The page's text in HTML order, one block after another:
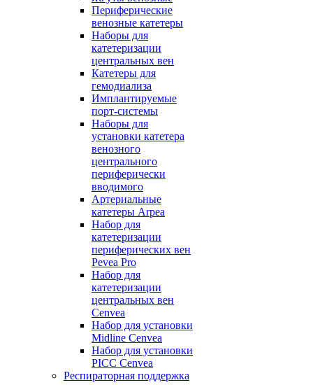
Периферические
венозные катетеры
Наборы для
катетеризации
центральных вен
Катетеры для
гемодиализа
Имплантируемые
порт‑системы
Наборы для
установки катетера
венозного
центрального
периферически
вводимого
Артериальные
катетеры Arpea
Набор для
катетеризации
периферических вен
Pevea Pro
Набор для
катетеризации
центральных вен
Cenvea
Набор для установки
Midline Cenvea
Набор для установки
PICC Cenvea
Респираторная поддержка